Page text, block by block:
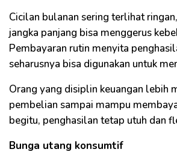
Cicilan bulanan sering terlihat
jangka panjang bisa menggerus
Pembayaran rutin menyita
seharusnya bisa digunakan untuk
Orang yang disiplin keuangan lebih
pembelian sampai mampu
begitu, penghasilan tetap utuh dan
Bunga utang konsumtif